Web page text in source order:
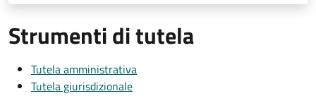
Strumenti di tutela
Tutela amministrativa
Tutela giurisdizionale